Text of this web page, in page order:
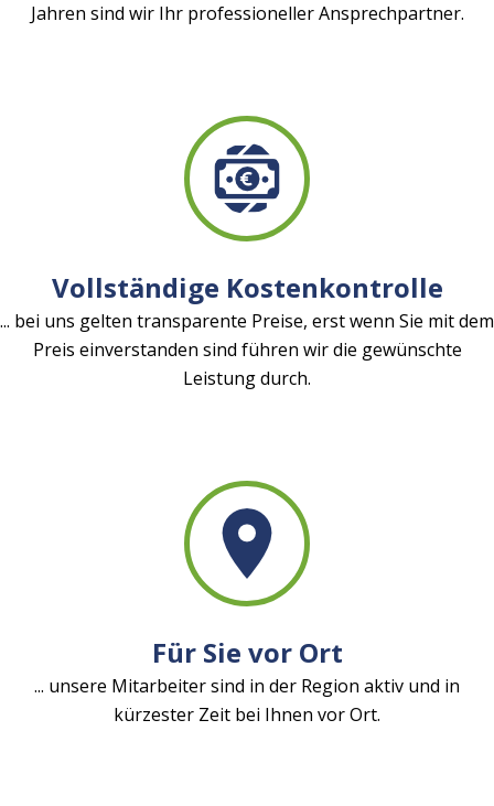
Jahren sind wir Ihr professioneller Ansprechpartner.
Vollständige Kostenkontrolle
... bei uns gelten transparente Preise, erst wenn Sie mit dem
Preis einverstanden sind führen wir die gewünschte
Leistung durch.
Für Sie vor Ort
... unsere Mitarbeiter sind in der Region aktiv und in
kürzester Zeit bei Ihnen vor Ort.